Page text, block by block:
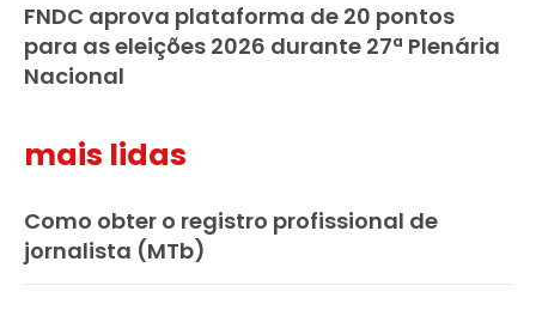
FNDC aprova plataforma de 20 pontos
para as eleições 2026 durante 27ª Plenária
Nacional
mais lidas
Como obter o registro profissional de
jornalista (MTb)